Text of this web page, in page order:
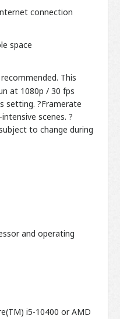
connection
space
This
at 1080p / 30 fps
setting. ?Framerate
scenes. ?
to change during
and operating
i5-10400 or AMD